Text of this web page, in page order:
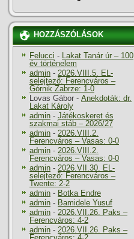
HOZZÁSZÓLÁSOK
Felucci - Lakat Tanár úr – 100
év történelem
admin - 2026.VIII.5. EL-
selejtező: Ferencváros –
Górnik Zabrze: 1-0
Lovas Gábor - Anekdoták: dr.
Lakat Károly
admin - Játékoskeret és
szakmai stáb – 2026/27
admin - 2026.VIII.2.
Ferencváros – Vasas: 0-0
admin - 2026.VIII.2.
Ferencváros – Vasas: 0-0
admin - 2026.VII.30. EL-
selejtező: Ferencváros –
Twente: 2-2
admin - Botka Endre
admin - Bamidele Yusuf
admin - 2026.VII.26. Paks –
Ferencváros: 4-2
admin - 2026.VII.26. Paks –